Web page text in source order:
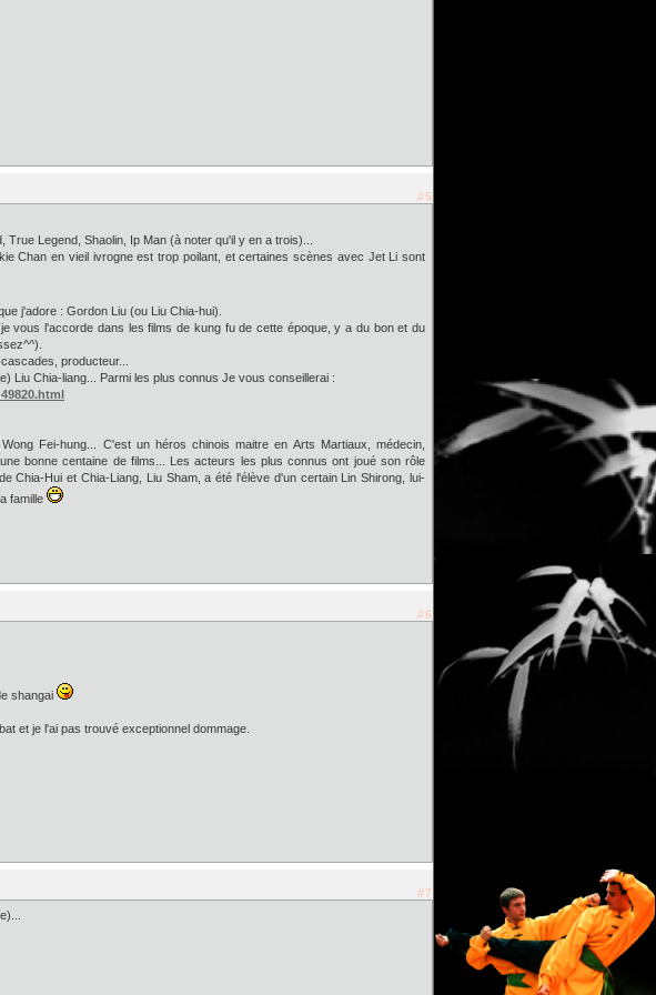
#5
Legend, Shaolin, Ip Man (à noter qu'il y en a trois)...
Chan en vieil ivrogne est trop poilant, et certaines scènes avec Jet Li sont
j'adore : Gordon Liu (ou Liu Chia-hui).
vous l'accorde dans les films de kung fu de cette époque, y a du bon et du
producteur...
Liu Chia-liang... Parmi les plus connus Je vous conseillerai :
Fei-hung... C'est un héros chinois maitre en Arts Martiaux, médecin,
bonne centaine de films... Les acteurs les plus connus ont joué son rôle
Chia-Hui et Chia-Liang, Liu Sham, a été l'élève d'un certain Lin Shirong, lui-
famille
#6
shangai
et je l'ai pas trouvé exceptionnel dommage.
#7